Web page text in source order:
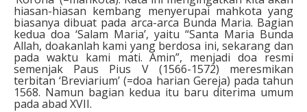
hiasan-hiasan kembang menyerupai mahkota yang
biasanya dibuat pada arca-arca Bunda Maria. Bagian
kedua doa ‘Salam Maria’, yaitu “Santa Maria Bunda
Allah, doakanlah kami yang berdosa ini, sekarang dan
pada waktu kami mati. Amin”, menjadi doa resmi
semenjak Paus Pius V (1566-1572) meresmikan
terbitan ‘Breviarium’ (=doa harian Gereja) pada tahun
1568. Namun bagian kedua itu baru diterima umum
pada abad XVII.